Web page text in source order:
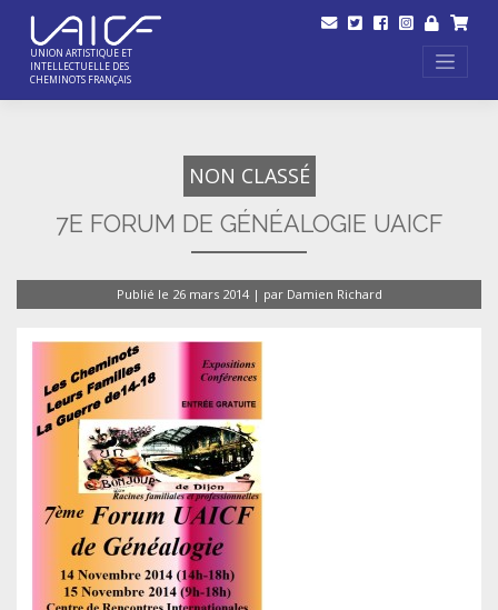
content
UNION ARTISTIQUE ET
INTELLECTUELLE DES
CHEMINOTS FRANÇAIS
NON CLASSÉ
7E FORUM DE GÉNÉALOGIE UAICF
Publié le 26 mars 2014| par Damien Richard